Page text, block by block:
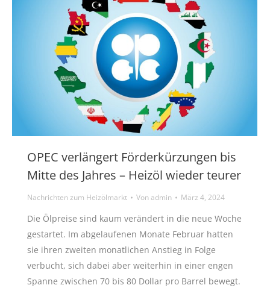
OPEC verlängert Förderkürzungen bis
Mitte des Jahres – Heizöl wieder teurer
Nachrichten zum Heizölmarkt Vonadmin März 4, 2024
Die Ölpreise sind kaum verändert in die neue Woche
gestartet. Im abgelaufenen Monate Februar hatten
sie ihren zweiten monatlichen Anstieg in Folge
verbucht, sich dabei aber weiterhin in einer engen
Spanne zwischen 70 bis 80 Dollar pro Barrel bewegt.